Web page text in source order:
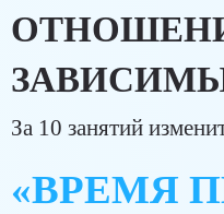
За 10 занятий
«ВРЕМЯ